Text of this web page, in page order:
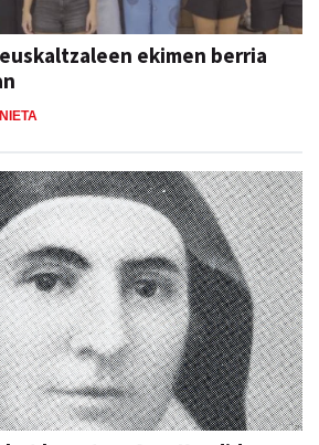
ekimen berria
honetan, Ama Kandidaren